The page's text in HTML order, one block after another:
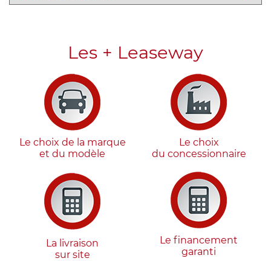
Les + Leaseway
Le choix de la marque
et du modèle
Le choix
du concessionnaire
La livraison
sur site
Le financement
garanti